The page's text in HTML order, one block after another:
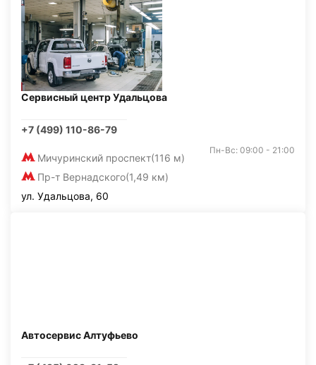
Сервисный центр Удальцова
+7 (499) 110-86-79
Мичуринский проспект(116 м)
Пр-т Вернадского(1,49 км)
Пн-Вс: 09:00 - 21:00
ул. Удальцова, 60
Автосервис Алтуфьево